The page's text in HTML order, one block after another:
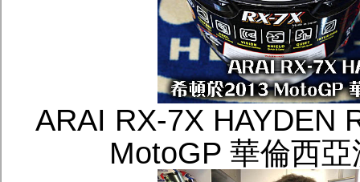
ARAI RX-7X HAYDEN
MotoGP 華倫西